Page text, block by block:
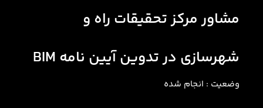
مشاور مرکز تحقیقات راه و
شهرسازی در تدوین آیین نامه BIM
وضعیت : انجام شده